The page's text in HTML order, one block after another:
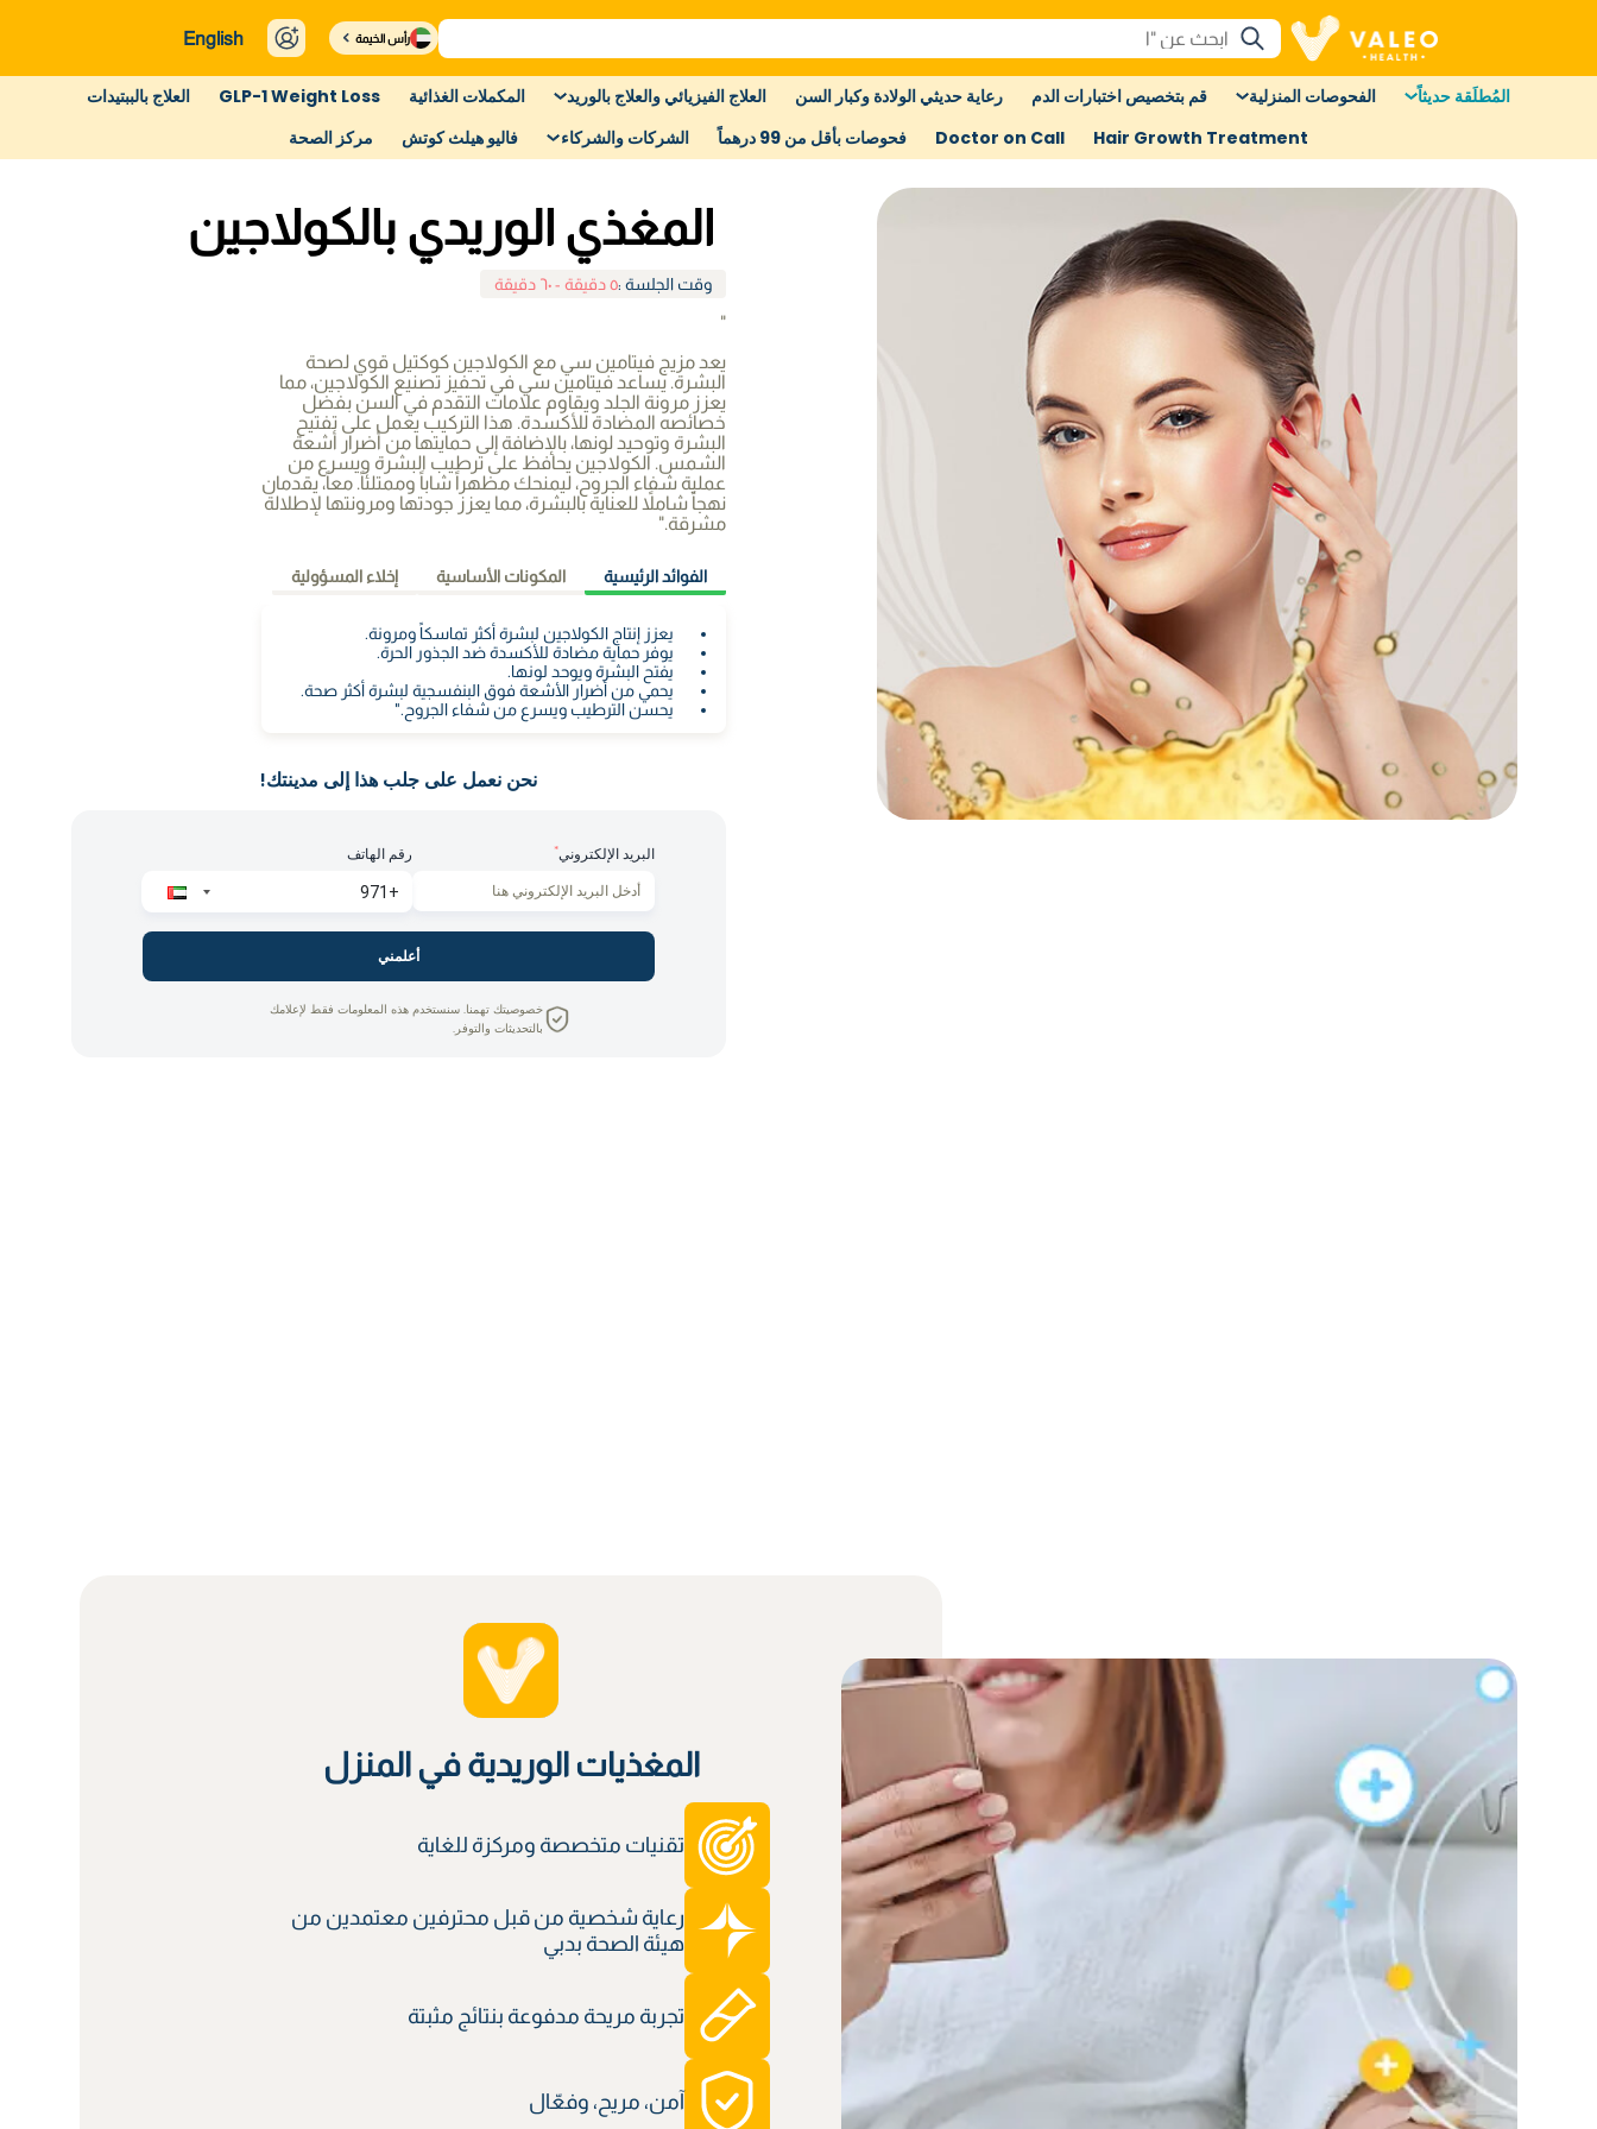
رأس الخيمة English
المُطلَقة حديثاً الفحوصات المنزلية قم بتخصيص اختبارات الدم رعاية حديثي الولادة وكبار السن العلاج الفيزيائي والعلاج بالوريد المكملات الغذائية GLP-1 Weight Loss
العلاج بالببتيدات
Hair Growth Treatment
Doctor on Call فحوصات بأقل من 99 درهماً الشركات والشركاء فاليو هيلث كوتش مركز الصحة
المغذي الوريدي بالكولاجين
وقت الجلسة :٥ دقيقة - ٦٠ دقيقة
"
يعد مزيج فيتامين سي مع الكولاجين كوكتيل قوي لصحة
البشرة. يساعد فيتامين سي في تحفيز تصنيع الكولاجين، مما
يعزز مرونة الجلد ويقاوم علامات التقدم في السن بفضل
خصائصه المضادة للأكسدة. هذا التركيب يعمل على تفتيح
البشرة وتوحيد لونها، بالإضافة إلى حمايتها من أضرار أشعة
الشمس. الكولاجين يحافظ على ترطيب البشرة ويسرع من
عملية شفاء الجروح، ليمنحك مظهراً شاباً وممتلئاً. معاً، يقدمان
نهجاً شاملاً للعناية بالبشرة، مما يعزز جودتها ومرونتها لإطلالة
مشرقة."
الفوائد الرئيسية المكونات الأساسية إخلاء المسؤولية
يعزز إنتاج الكولاجين لبشرة أكثر تماسكاً ومرونة.
يوفر حماية مضادة للأكسدة ضد الجذور الحرة.
يفتح البشرة ويوحد لونها.
يحمي من أضرار الأشعة فوق البنفسجية لبشرة أكثر صحة.
يحسن الترطيب ويسرع من شفاء الجروح."
نحن نعمل على جلب هذا إلى مدينتك!
البريد الإلكتروني* رقم الهاتف
أعلمني
خصوصيتك تهمنا. سنستخدم هذه المعلومات فقط لإعلامك
بالتحديثات والتوفر.
المغذيات الوريدية في المنزل
تقنيات متخصصة ومركزة للغاية
رعاية شخصية من قبل محترفين معتمدين من
هيئة الصحة بدبي
تجربة مريحة مدفوعة بنتائج مثبتة
آمن، مريح، وفعّال